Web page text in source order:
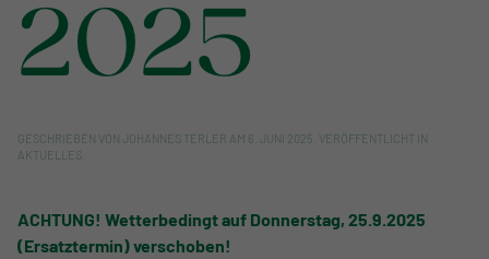
2025
GESCHRIEBEN VON JOHANNES TERLER AM 6. JUNI 2025 . VERÖFFENTLICHT IN
AKTUELLES
ACHTUNG! Wetterbedingt auf Donnerstag, 25.9.2025
(Ersatztermin) verschoben!